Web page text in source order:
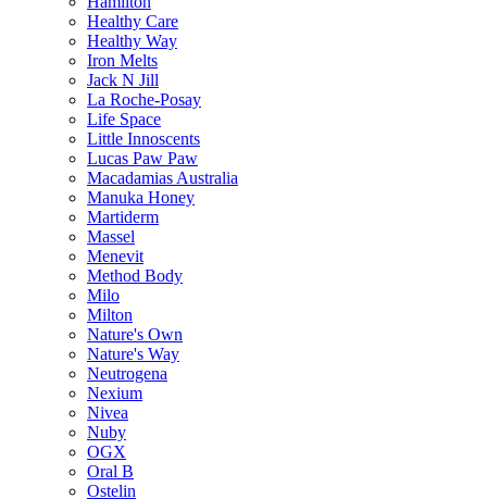
Healthy Care
Healthy Way
Iron Melts
Jack N Jill
La Roche-Posay
Life Space
Little Innoscents
Lucas Paw Paw
Macadamias Australia
Manuka Honey
Martiderm
Massel
Menevit
Method Body
Milo
Milton
Nature's Own
Nature's Way
Neutrogena
Nexium
Nivea
Nuby
OGX
Oral B
Ostelin